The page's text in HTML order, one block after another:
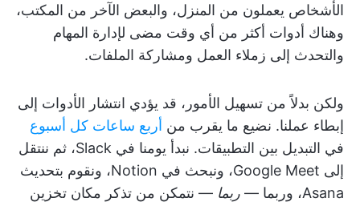
الأشخاص يعملون من المنزل، والبعض الآخر من المكتب،
وهناك أدوات أكثر من أي وقت مضى لإدارة المهام
والتحدث إلى زملاء العمل ومشاركة الملفات.
ولكن بدلاً من تسهيل الأمور، قد يؤدي انتشار الأدوات إلى
إبطاء عملنا. نضيع ما يقرب من أربع ساعات كل أسبوع
في التبديل بين التطبيقات. نبدأ يومنا في Slack، ثم ننتقل
إلى Google Meet، ونبحث في Notion، ونقوم بتحديث
Asana، وربما —
ربما — نتمكن من تذكر مكان تخزين